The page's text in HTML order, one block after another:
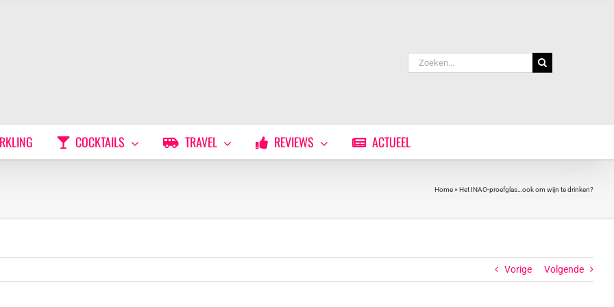
Zoeken
naar:
COCKTAILS TRAVEL REVIEWS ACTUEEL
Home» Het INAO-proefglas…ook om wijn te drinken?
Vorige Volgende